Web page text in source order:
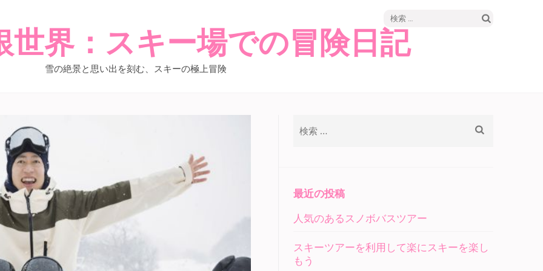
検
世界：スキー場での冒険日記
雪の絶景と思い出を刻む、スキーの極上冒険
最近の投稿
人気のあるスノボバスツアー
スキーツアーを利用して楽にスキーを楽し
もう